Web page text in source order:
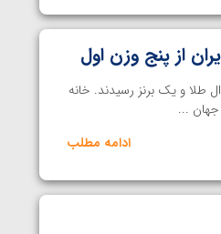
از پنج وزن اول
طلا و یک برنز رسیدند. خانه
...
ادامه مطلب